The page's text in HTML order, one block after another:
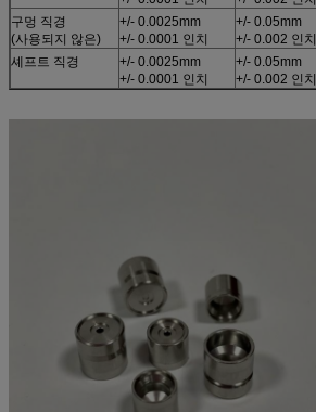
구멍 직경
(사용되지 않은)
+/- 0.0025mm
+/- 0.0001 인치
+/- 0.05mm
+/- 0.002 인치
셰프트 직경
+/- 0.0025mm
+/- 0.0001 인치
+/- 0.05mm
+/- 0.002 인치